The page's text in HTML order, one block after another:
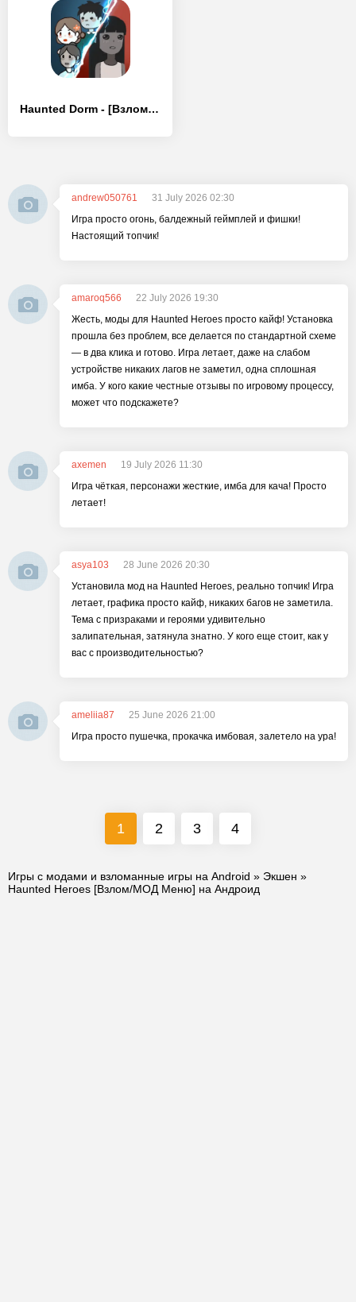
Haunted Dorm - [Взлом/МОД Бесконечные деньги]
andrew050761
31 July 2026 02:30
Игра просто огонь, балдежный геймплей и фишки!
Настоящий топчик!
amaroq566
22 July 2026 19:30
Жесть, моды для Haunted Heroes просто кайф! Установка
прошла без проблем, все делается по стандартной схеме
— в два клика и готово. Игра летает, даже на слабом
устройстве никаких лагов не заметил, одна сплошная
имба. У кого какие честные отзывы по игровому процессу,
может что подскажете?
axemen
19 July 2026 11:30
Игра чёткая, персонажи жесткие, имба для кача! Просто
летает!
asya103
28 June 2026 20:30
Установила мод на Haunted Heroes, реально топчик! Игра
летает, графика просто кайф, никаких багов не заметила.
Тема с призраками и героями удивительно
залипательная, затянула знатно. У кого еще стоит, как у
вас с производительностью?
ameliia87
25 June 2026 21:00
Игра просто пушечка, прокачка имбовая, залетело на ура!
1 2 3 4
Игры с модами и взломанные игры на Android » Экшен »
Haunted Heroes [Взлом/МОД Меню] на Андроид